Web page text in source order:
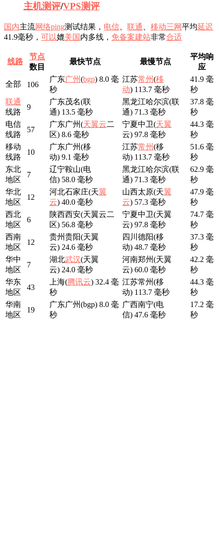
主机测评/VPS测评
国内主流网络ping测试结果， 电信 联通 移动三网平均延迟
41.9毫秒， 可以媲美国 内多线， 免备案建站非常合适
线路
节点
数目
最快节点 最慢节点
平均响
应
全部 106
广东广州(bgp) 8.0 毫
秒
江苏常州(移
动) 113.7 毫秒
41.9 毫
秒
联通
线路
9
广东茂名(联
通) 13.5 毫秒
黑龙江哈尔滨(联
通) 71.3 毫秒
37.8 毫
秒
电信
线路
57
广东广州(天翼云二
区) 8.6 毫秒
宁夏中卫(天翼
云) 97.8 毫秒
44.3 毫
秒
移动
线路
10
广东广州(移
动) 9.1 毫秒
江苏常州(移
动) 113.7 毫秒
51.6 毫
秒
东北
地区
7
辽宁鞍山(电
信) 58.0 毫秒
黑龙江哈尔滨(联
通) 71.3 毫秒
62.9 毫
秒
华北
地区
12
河北石家庄(天翼
云) 40.0 毫秒
山西太原(天翼
云) 57.3 毫秒
47.9 毫
秒
西北
地区
6
陕西西安(天翼云二
区) 56.8 毫秒
宁夏中卫(天翼
云) 97.8 毫秒
74.7 毫
秒
西南
地区
12
贵州贵阳(天翼
云) 24.6 毫秒
四川德阳(移
动) 48.7 毫秒
37.3 毫
秒
华中
地区
7
湖北武汉(天翼
云) 24.0 毫秒
河南郑州(天翼
云) 60.0 毫秒
42.2 毫
秒
华东
地区
43
上海(腾讯云) 32.4 毫
秒
江苏常州(移
动) 113.7 毫秒
44.3 毫
秒
华南
地区
19
广东广州(bgp) 8.0 毫
秒
广西南宁(电
信) 47.6 毫秒
17.2 毫
秒